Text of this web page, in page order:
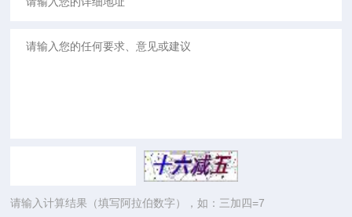
请输入计算结果（填写阿拉伯数字），如：三加四=7